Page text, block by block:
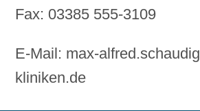
Fax: 03385 555-3109
E-Mail: max-
kliniken.de